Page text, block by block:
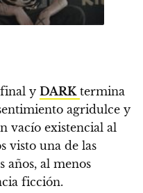
y DARK termina
agridulce y
vacío existencial al
visto una de las
años, al menos
ficción.